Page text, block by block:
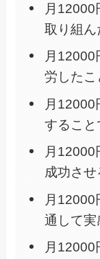
月12000
取り組ん
月12000
労したこ
月12000
するこ
月12000
成功させ
月12000
通して実
月12000